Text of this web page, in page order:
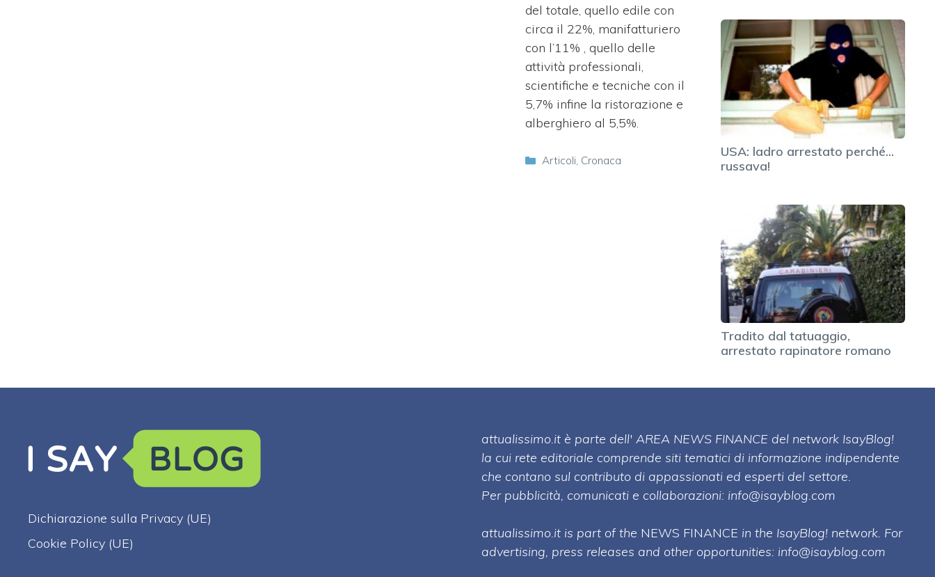
del totale, quello edile con
circa il 22%, manifatturiero
con l’11% , quello delle
attività professionali,
scientifiche e tecniche con il
5,7% infine la ristorazione e
alberghiero al 5,5%.
Categorie
Articoli, Cronaca
USA: ladro arrestato perché...
russava!
Tradito dal tatuaggio,
arrestato rapinatore romano
Dichiarazione sulla Privacy (UE)
Cookie Policy (UE)
attualissimo.it è parte dell' AREA NEWS FINANCE del network IsayBlog!
la cui rete editoriale comprende siti tematici di informazione indipendente
che contano sul contributo di appassionati ed esperti del settore.
Per pubblicità, comunicati e collaborazioni: info@isayblog.com
attualissimo.it is part of the NEWS FINANCE in the IsayBlog! network. For
advertising, press releases and other opportunities: info@isayblog.com